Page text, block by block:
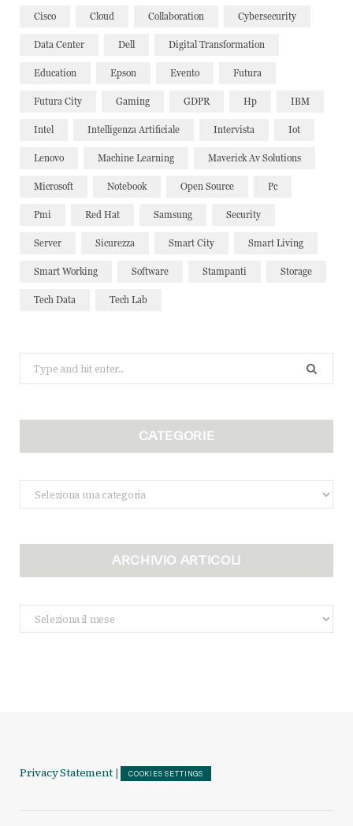
Cisco Cloud Collaboration Cybersecurity
Data Center Dell Digital Transformation
Education Epson Evento Futura
Futura City Gaming GDPR Hp IBM
Intel Intelligenza Artificiale Intervista Iot
Lenovo Machine Learning Maverick Av Solutions
Microsoft Notebook Open Source Pc
Pmi Red Hat Samsung Security
Server Sicurezza Smart City Smart Living
Smart Working Software Stampanti Storage
Tech Data Tech Lab
for:
CATEGORIE
Categorie
ARCHIVIO ARTICOLI
Archivio
Articoli
Privacy Statement | COOKIES SETTINGS